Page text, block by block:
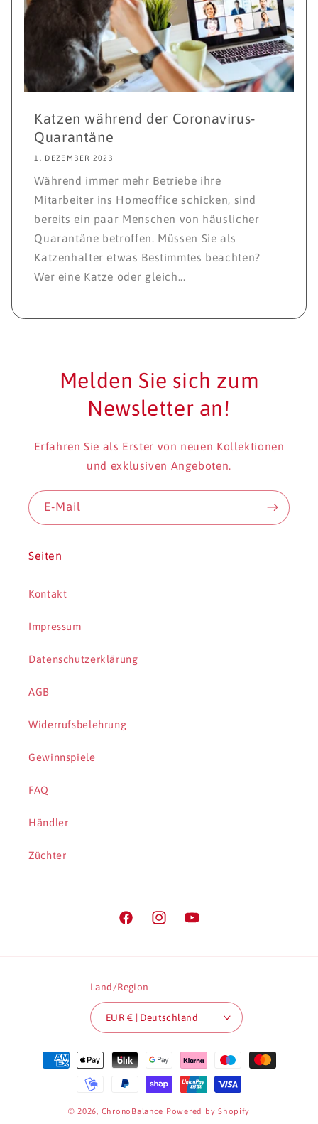
Katzen während der Coronavirus-
Quarantäne
1. DEZEMBER 2023
Während immer mehr Betriebe ihre
Mitarbeiter ins Homeoffice schicken, sind
bereits ein paar Menschen von häuslicher
Quarantäne betroffen. Müssen Sie als
Katzenhalter etwas Bestimmtes beachten?
Wer eine Katze oder gleich...
Melden Sie sich zum
Newsletter an!
Erfahren Sie als Erster von neuen Kollektionen
und exklusiven Angeboten.
E-Mail
Seiten
Kontakt
Impressum
Datenschutzerklärung
AGB
Widerrufsbelehrung
Gewinnspiele
FAQ
Händler
Züchter
FacebookInstagramYouTube
Land/Region
EUR € | Deutschland
Zahlungsmethoden
© 2026, ChronoBalance Powered by Shopify